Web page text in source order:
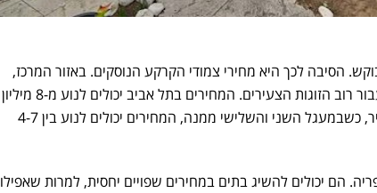
הסיבה לכך היא מחירי צמודי הקרקע הנוסקים. באזור המרכז,
רכישת צמוד קרקע כמעט בלתי אפשרית עבור רוב הזוגות הצעירים. המחירים בתל אביב יכולים לנוע מ-8 מיליון
שקל ועד עשרות מיליוני שקלים בצפון העיר, כשבמעגל השני והשלישי ממנה, המחירים יכולים לנוע בין 4-7
הם יכולים להשיג בתים במחירים שפויים יחסית, למרות שאפילו